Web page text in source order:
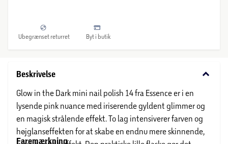
Ubegrænset returret Byt i butik
Beskrivelse keyboard_arrow_down
Glow in the Dark mini nail polish 14 fra Essence er i en
lysende pink nuance med iriserende gyldent glimmer og
en magisk strålende effekt. To lag intensiverer farven og
højglanseffekten for at skabe en endnu mere skinnende,
Faremærkning